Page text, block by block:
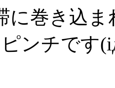
に巻き込
ンチです